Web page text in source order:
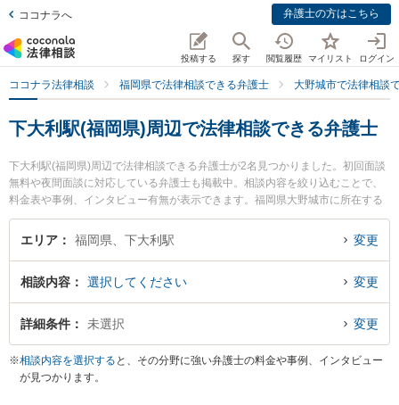
ココナラへ 弁護士の方はこちら
投稿する 探す 閲覧履歴 マイリスト ログイン
ココナラ法律相談 福岡県で法律相談できる弁護士 大野城市で法律相談
下大利駅(福岡県)周辺で法律相談できる弁護士
下大利駅(福岡県)周辺で法律相談できる弁護士が2名見つかりました。初回面談
無料や夜間面談に対応している弁護士も掲載中。相談内容を絞り込むことで、
料金表や事例、インタビュー有無が表示できます。福岡県大野城市に所在する
下大利駅は西鉄天神大牟田線沿線の駅です。より多くの弁護士から探したいと
きは市区町村検索や同一路線のより大きな駅も追加選択して探すと良いでしょ
す。『投資詐欺のトラブルを勤務先から通いやすい下大利駅周辺に事務所を構
える弁護士に面談予約したい』『投資詐欺のトラブル解決の実績豊富な下大利
駅近くの弁護士を検索したい』『初回無料で投資詐欺を法律相談できる下大利
す。
エリア 福岡県、下大利駅 変更
相談内容 選択してください 変更
詳細条件 未選択 変更
※相談内容を選択する と、その分野に強い弁護士の料金や事例、インタビュー
が見つかります。